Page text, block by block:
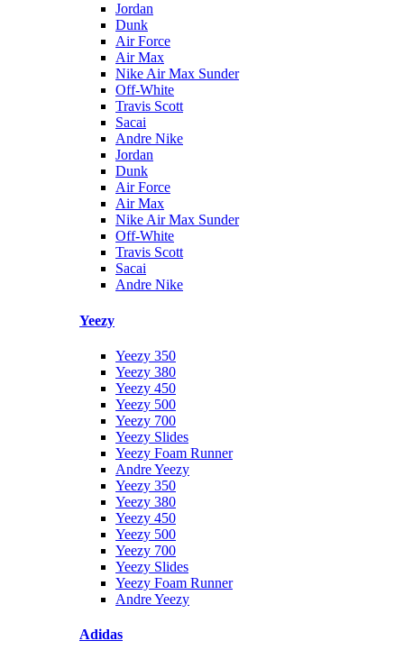
Jordan
Dunk
Air Force
Air Max
Nike Air Max Sunder
Off-White
Travis Scott
Sacai
Andre Nike
Jordan
Dunk
Air Force
Air Max
Nike Air Max Sunder
Off-White
Travis Scott
Sacai
Andre Nike
Yeezy
Yeezy 350
Yeezy 380
Yeezy 450
Yeezy 500
Yeezy 700
Yeezy Slides
Yeezy Foam Runner
Andre Yeezy
Yeezy 350
Yeezy 380
Yeezy 450
Yeezy 500
Yeezy 700
Yeezy Slides
Yeezy Foam Runner
Andre Yeezy
Adidas